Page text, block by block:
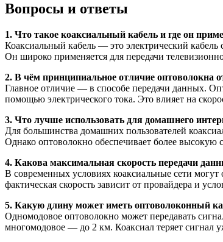
Вопросы и ответы
1. Что такое коаксиальный кабель и где он
Коаксиальный кабель — это электрический
Он широко применяется для передачи
2. В чём принципиальное отличие оптоволокна
Главное отличие — в способе передачи данных.
помощью электрического тока. Это влияет на
3. Что лучше использовать для домашнего
Для большинства домашних пользователей
Однако оптоволокно обеспечивает более высокую
4. Какова максимальная скорость передачи
В современных условиях коаксиальные сети
фактическая скорость зависит от провайдера и
5. Какую длину может иметь оптоволоконный
Одномодовое оптоволокно может передавать
многомодовое — до 2 км. Коаксиал теряет сигнал